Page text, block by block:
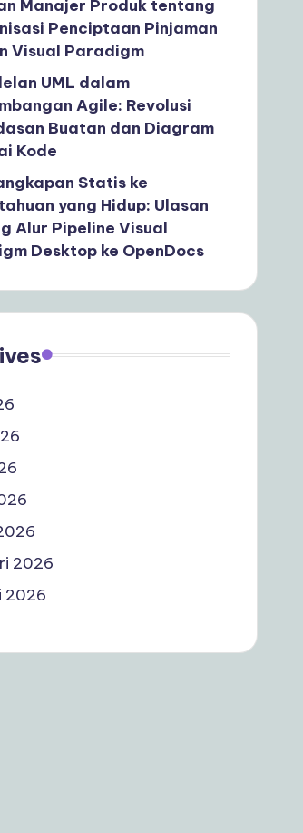
Manajer Produk tentang
Penciptaan Pinjaman
Visual Paradigm
UML dalam
Agile: Revolusi
Buatan dan Diagram
Kode
Statis ke
yang Hidup: Ulasan
Alur Pipeline Visual
Desktop ke OpenDocs
2026
2026